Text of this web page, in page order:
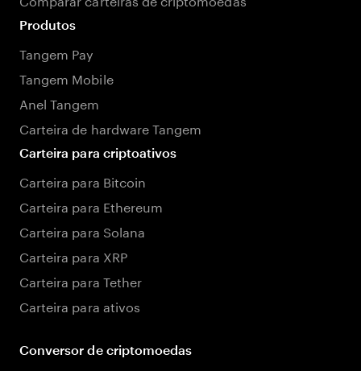
Produtos
Tangem Pay
Tangem Mobile
Anel Tangem
Carteira de hardware Tangem
Carteira para criptoativos
Carteira para Bitcoin
Carteira para Ethereum
Carteira para Solana
Carteira para XRP
Carteira para Tether
Carteira para ativos
Conversor de criptomoedas